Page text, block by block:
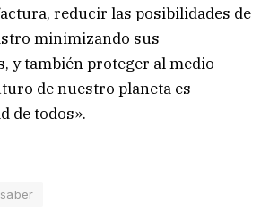
reducir las posibilidades de
minimizando sus
y también proteger al medio
de nuestro planeta es
de todos».